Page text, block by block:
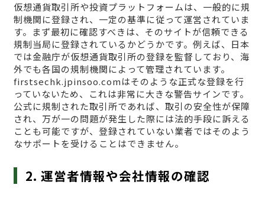
仮想通貨取引所や投資プラットフォームは、一般的に規
制機関に登録され、一定の基準に従って運営されていま
す。まず最初に確認すべきは、そのサイトが信頼できる
規制当局に登録されているかどうかです。例えば、日本
では金融庁が仮想通貨取引所の登録を監督しており、海
外でも各国の規制機関によって管理されています。
firstsechk.jpinsoo.comはそのような正式な登録を行
っていないため、これは非常に大きな警告サインです。
公式に規制された取引所であれば、取引の安全性が保障
され、万が一の問題が発生した際には法的手段に訴える
ことも可能ですが、登録されていない業者ではそのよう
なサポートを受けることはできません。
2. 運営者情報や会社情報の確認